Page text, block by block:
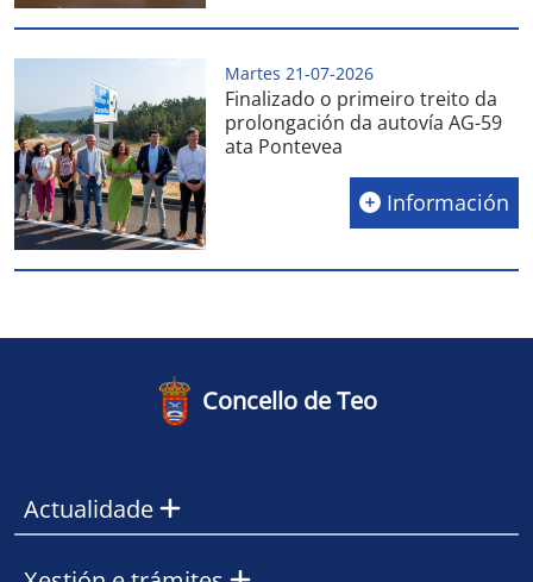
Martes 21-07-2026
Finalizado o primeiro treito da
prolongación da autovía AG-59
ata Pontevea
Información
Concello de Teo
Actualidade